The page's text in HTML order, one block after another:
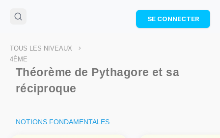
🌴Cahier de vacances offert
: révise les maths cet
Télécharge ton PDF gratuit et progresse avec des
SE CONNECTER
TOUS LES NIVEAUX >
4ÈME
Théorème de Pythagore et sa
réciproque
NOTIONS FONDAMENTALES